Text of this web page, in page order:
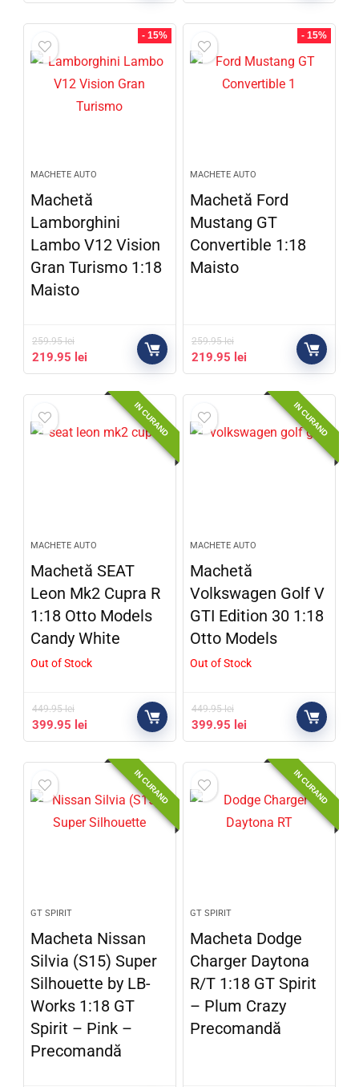
- 15%
MACHETE AUTO
Machetă
Lamborghini
Lambo V12 Vision
Gran Turismo 1:18
Maisto
259.95lei
219.95 lei
- 15%
MACHETE AUTO
Machetă Ford
Mustang GT
Convertible 1:18
Maisto
259.95lei
219.95 lei
IN CURAND
MACHETE AUTO
Machetă SEAT
Leon Mk2 Cupra R
1:18 Otto Models
Candy White
Out of Stock
449.95lei
399.95 lei
IN CURAND
MACHETE AUTO
Machetă
Volkswagen Golf V
GTI Edition 30 1:18
Otto Models
Out of Stock
449.95lei
399.95 lei
IN CURAND
GT SPIRIT
Macheta Nissan
Silvia (S15) Super
Silhouette by LB-
Works 1:18 GT
Spirit – Pink –
Precomandă
IN CURAND
GT SPIRIT
Macheta Dodge
Charger Daytona
R/T 1:18 GT Spirit
– Plum Crazy
Precomandă